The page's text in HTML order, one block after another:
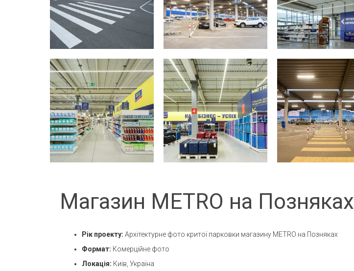
Магазин METRO на Позняках
Рік проекту: Архітектурне фото критої парковки магазину METRO на Позняках
Формат: Комерційне фото
Локація: Київ, Україна